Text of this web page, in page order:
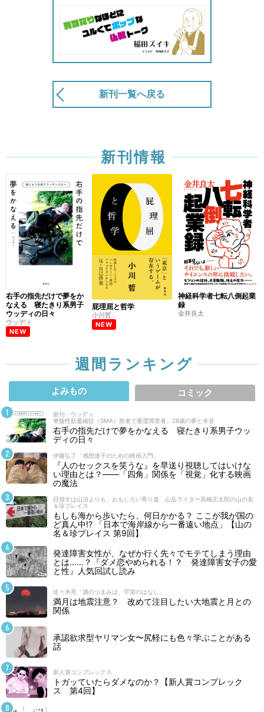
新刊一覧へ戻る
新刊情報
右手の指先だけで夢をか
なえる 寝たきり系男子
ウッディの日々
ウッディ
NEW
屁理屈と哲学
小川哲
NEW
神経科学者七転八倒起業
録
金井良太
週間ランキング
よみもの コミック
新刊 : ウッディ
脊髄性筋萎縮症（SMA）患者で重度障害者。28歳の夢と本音
右手の指先だけで夢をかなえる 寝たきり系男子ウッ
ディの日々
伊藤弘了「感想迷子のための映画入門」
『人のセックスを笑うな』を早送り視聴してはいけな
い理由とは？――「四角」関係を「視覚」化する映画
の魔法
目指すは山頂よりも、おもしろい寄り道 山岳ライター高橋庄太郎の山の名
＆珍プレイス
もしも海から歩いたら、何日かかる？ ここが我が国の
ど真ん中!? 「日本で海岸線から一番遠い地点」【山の
名＆珍プレイス 第9回】
発達障害女性が、なぜか行く先々でモテてしまう理由
とは……？『ダメ恋やめられる！？ 発達障害女子の愛
と性』人気回試し読み
佐々木亮「酒のつまみは、宇宙のはなし」
満月は地震注意？ 改めて注目したい大地震と月との
関係
承認欲求型ヤリマン女〜尻軽にも色々学ぶことがある
話
新人賞コンプレックス
トガッていたらダメなのか？【新人賞コンプレック
ス 第4回】